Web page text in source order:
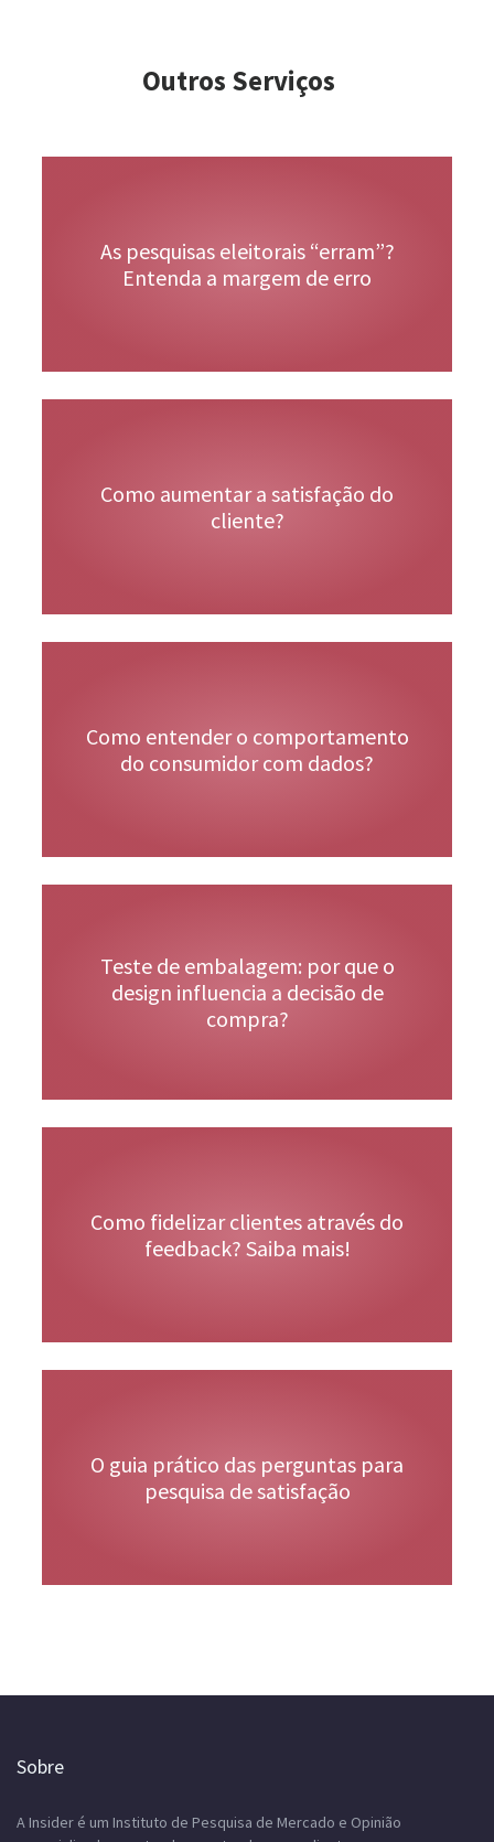
Outros Serviços
As pesquisas eleitorais “erram”?
Entenda a margem de erro
Como aumentar a satisfação do
cliente?
Veja Mais
Como entender o comportamento
do consumidor com dados?
Veja Mais
Teste de embalagem: por que o
design influencia a decisão de
compra?
Veja Mais
Como fidelizar clientes através do
feedback? Saiba mais!
Veja Mais
O guia prático das perguntas para
pesquisa de satisfação
Veja Mais
Sobre
A Insider é um Instituto de Pesquisa de Mercado e Opinião